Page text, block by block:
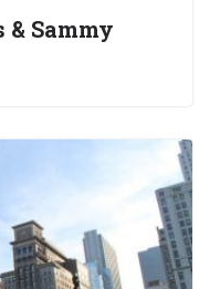
& Sammy